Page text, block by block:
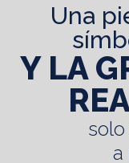
una pieza excepcional,
Y LA
solo
a